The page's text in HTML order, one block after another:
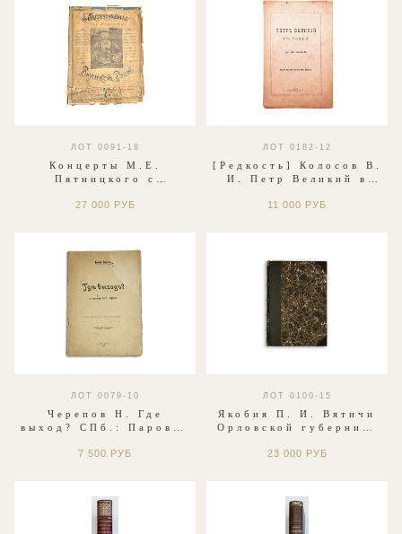
ЛОТ 0091-18
Концерты М.Е.
Пятницкого с
Издание Роберт Кенц,
27 000 РУБ
ЛОТ 0182-12
[Редкость] Колосов В.
И. Петр Великий в
литография Н. М.
11 000 РУБ
ЛОТ 0079-10
Черепов Н. Где
выход? СПб.: Паровая
Розеноер, 1899
7 500 РУБ
ЛОТ 0100-15
Якобия П. И. Вятичи
Орловской губернии.
Литография Герольд,
23 000 РУБ